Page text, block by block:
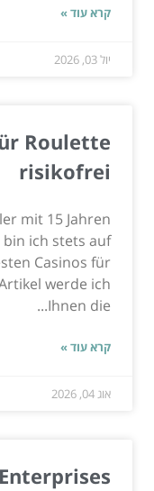
קרא עוד »
יול 03, 2026
Roulette
risikofrei
mit 15 Jahren
ich stets auf
Casinos für
werde ich
Ihnen die...
קרא עוד »
אוג 04, 2026